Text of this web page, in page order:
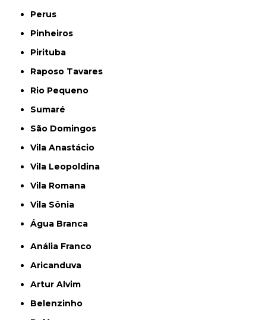
Perus
Pinheiros
Pirituba
Raposo Tavares
Rio Pequeno
Sumaré
São Domingos
Vila Anastácio
Vila Leopoldina
Vila Romana
Vila Sônia
Água Branca
Anália Franco
Aricanduva
Artur Alvim
Belenzinho